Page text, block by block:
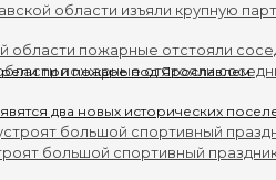
области изъяли крупную
пожарные отстояли
большой спортивный
при пожаре под Ярославлем